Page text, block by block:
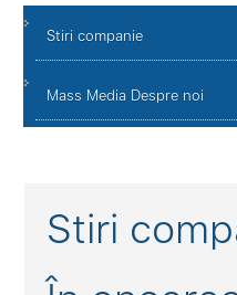
Stiri companie
Mass Media Despre noi
Stiri